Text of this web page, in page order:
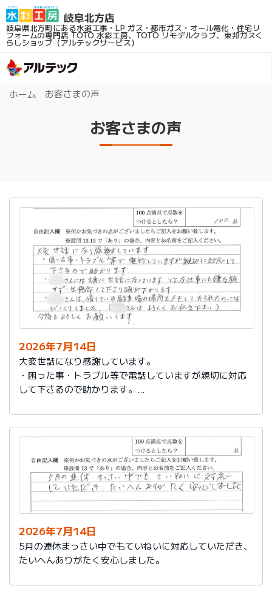
岐阜県北方町にある水道工事・LP ガス・都市ガス・オール電化・住宅リ
フォームの専門店TOTO 水彩工房、TOTO リモデルクラブ、東邦ガスく
らしショップ（アルテックサービス）
ホーム お客さまの声
お客さまの声
2026年7月14日
大変世話になり感謝しています。
・困った事・トラブル等で電話していますが親切に対応
して下さるので助かります。
にも嫌な顔せず一生懸命して下さり頭が下がります。
・社員さんは、借りている駐車場の場所をメモしておら
れたのにはびっくりしました。（社員さんはよろしくお
伝え下さい）
今後もよろしくお願いします。
2026年7月14日
5月の連休まっさい中でもていねいに対応していただき、
たいへんありがたく安心しました。